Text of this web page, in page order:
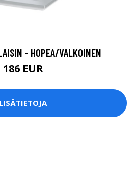
- HOPEA/VALKOINEN
186 EUR
LISÄTIETOJA